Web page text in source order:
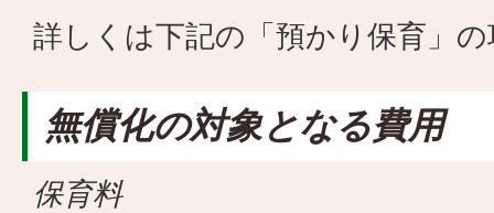
詳しくは下記の「預かり保育」
無償化の対象となる費用
保育料